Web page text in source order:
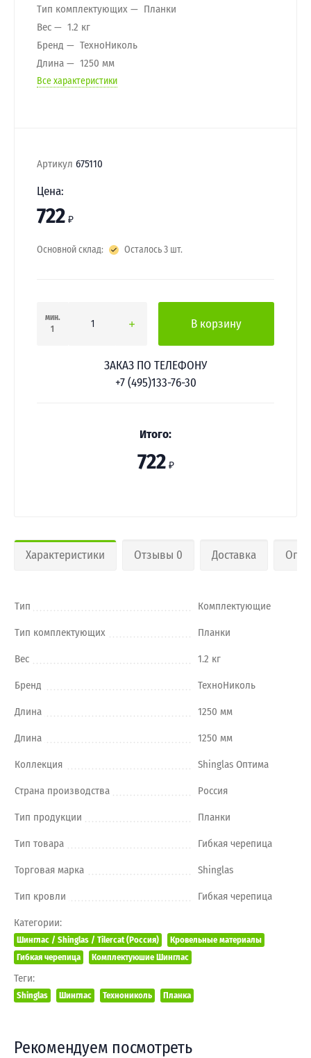
Тип комплектующих
Планки
Вес
1.2 кг
Бренд
ТехноНиколь
Длина
1250 мм
Все характеристики
Артикул 675110
Цена:
722 ₽
Основной склад: Осталось 3 шт.
мин.
1
В корзину
ЗАКАЗ ПО ТЕЛЕФОНУ
+7 (495)133-76-30
Итого:
722 ₽
Характеристики Отзывы 0 Доставка
Тип Комплектующие
Тип комплектующих Планки
Вес 1.2 кг
Бренд ТехноНиколь
Длина 1250 мм
Длина 1250 мм
Коллекция Shinglas Оптима
Страна производства Россия
Тип продукции Планки
Тип товара Гибкая черепица
Торговая марка Shinglas
Тип кровли Гибкая черепица
Категории:
Шинглас / Shinglas / Tilercat (Россия)
Кровельные материалы
Гибкая черепица
Комплектуюшие Шинглас
Теги:
Shinglas Шинглас Технониколь Планка
Рекомендуем посмотреть